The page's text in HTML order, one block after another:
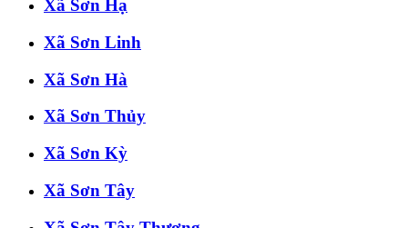
Xã Sơn Hạ
Xã Sơn Linh
Xã Sơn Hà
Xã Sơn Thủy
Xã Sơn Kỳ
Xã Sơn Tây